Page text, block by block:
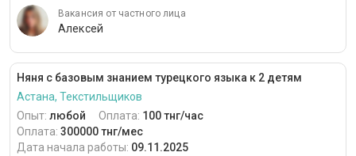
Вакансия от частного лица
Алексей
Няня с базовым знанием турецкого языка к 2 детям
Астана, Текстильщиков
Опыт: любой Оплата: 100 тнг/час
Оплата: 300000 тнг/мес
Дата начала работы: 09.11.2025